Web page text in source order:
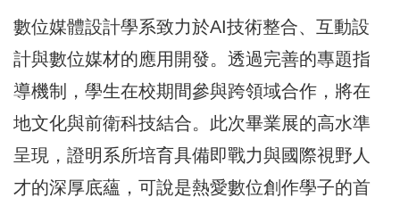
數位媒體設計學系致力於AI技術整合、互動設
計與數位媒材的應用開發。透過完善的專題指
導機制，學生在校期間參與跨領域合作，將在
地文化與前衛科技結合。此次畢業展的高水準
呈現，證明系所培育具備即戰力與國際視野人
才的深厚底蘊，可說是熱愛數位創作學子的首